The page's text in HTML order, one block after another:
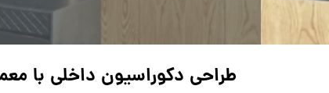
​طراحی دکوراسیون داخلی با